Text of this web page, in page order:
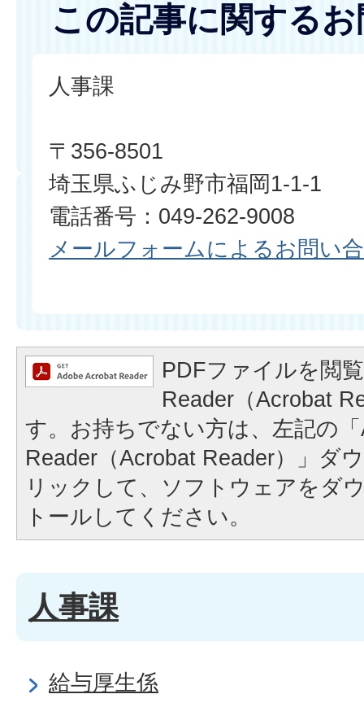
この記事に関する
人事課
〒356-8501
埼玉県ふじみ野市福岡1-1-1
電話番号：049-262-9008
メールフォームによるお問い
PDFファイルを閲
Reader（Acrobat
す。お持ちでない方は、左記の
Reader（Acrobat Reader）」ダ
リックして、ソフトウェアをダ
トールしてください。
人事課
給与厚生係